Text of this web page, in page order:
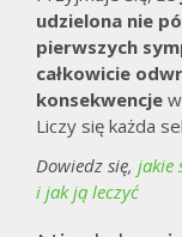
udzielona nie
pierwszych
całkowicie
konsekwencje
Liczy się każda
Dowiedz się, jakie
i jak ją leczyć